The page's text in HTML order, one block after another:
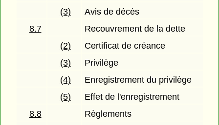
(3)
Avis de décès
8.7
Recouvrement de la dette
(2)
Certificat de créance
(3)
Privilège
(4)
Enregistrement du privilège
(5)
Effet de l'enregistrement
8.8
Règlements